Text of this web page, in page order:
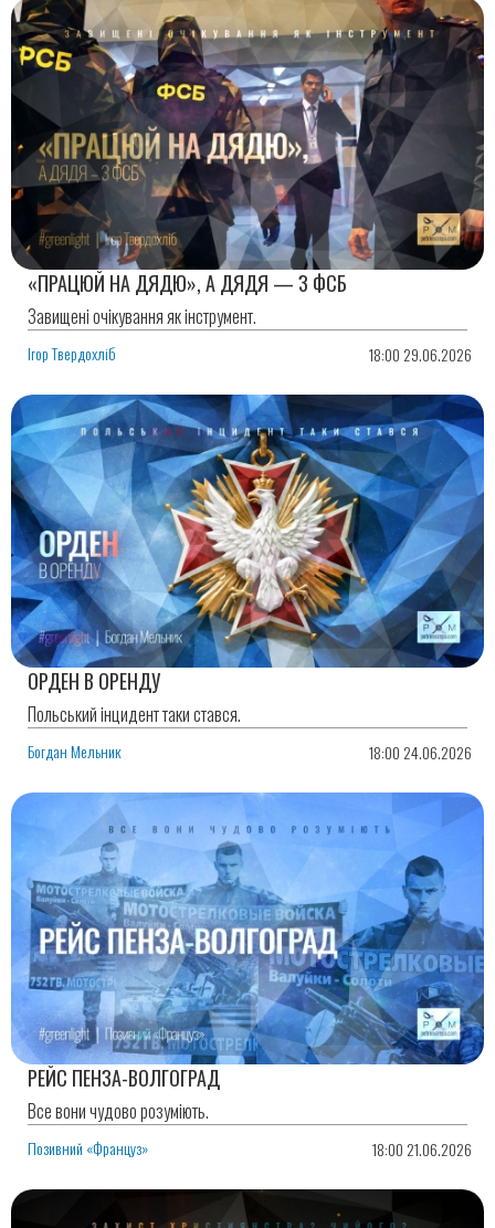
«ПРАЦЮЙ НА ДЯДЮ», А ДЯДЯ — З ФСБ
Завищені очікування як інструмент.
Ігор Твердохліб 18:00 29.06.2026
ОРДЕН В ОРЕНДУ
Польський інцидент таки стався.
Богдан Мельник 18:00 24.06.2026
РЕЙС ПЕНЗА-ВОЛГОГРАД
Все вони чудово розуміють.
Позивний «Француз» 18:00 21.06.2026